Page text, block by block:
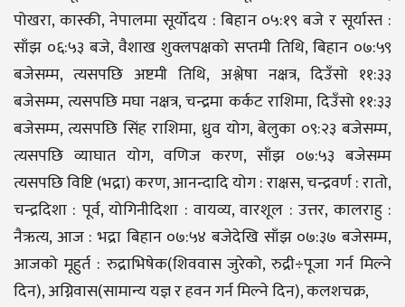
पोखरा, कास्की, नेपालमा सूर्योदय : बिहान ०५:१९ बजे र सूर्यास्त :
साँझ ०६:५३ बजे, वैशाख शुक्लपक्षको सप्तमी तिथि, बिहान ०७:५९
बजेसम्म, त्यसपछि अष्टमी तिथि, अश्लेषा नक्षत्र, दिउँसो ११:३३
बजेसम्म, त्यसपछि मघा नक्षत्र, चन्द्रमा कर्कट राशिमा, दिउँसो ११:३३
बजेसम्म, त्यसपछि सिंह राशिमा, ध्रुव योग, बेलुका ०९:२३ बजेसम्म,
त्यसपछि व्याघात योग, वणिज करण, साँझ ०७:५३ बजेसम्म
त्यसपछि विष्टि (भद्रा) करण, आनन्दादि योग : राक्षस, चन्द्रवर्ण : रातो,
चन्द्रदिशा : पूर्व, योगिनीदिशा : वायव्य, वारशूल : उत्तर, कालराहु :
नैऋत्य, आज : भद्रा बिहान ०७:५४ बजेदेखि साँझ ०७:३७ बजेसम्म,
आजको मूहुर्त : रुद्राभिषेक(शिववास जुरेको, रुद्री÷पूजा गर्न मिल्ने
दिन), अग्निवास(सामान्य यज्ञ र हवन गर्न मिल्ने दिन), कलशचक्र,